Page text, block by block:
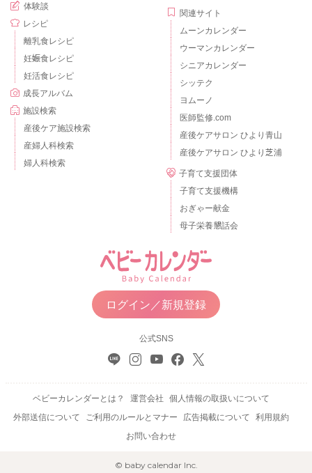
体験談
レシピ
離乳食レシピ
妊娠食レシピ
妊活食レシピ
成長アルバム
施設検索
産後ケア施設検索
産婦人科検索
婦人科検索
関連サイト
ムーンカレンダー
ウーマンカレンダー
シニアカレンダー
シッテク
ヨムーノ
医師監修.com
産後ケアサロン ひより青山
産後ケアサロン ひより芝浦
子育て支援団体
子育て支援機構
おぎゃー献金
母子栄養懇話会
ログイン／新規登録
公式SNS
ベビーカレンダーとは？ 運営会社
個人情報の取扱いについて
外部送信について
ご利用のルールとマナー 広告掲載について
利用規約
お問い合わせ
© baby calendar Inc.